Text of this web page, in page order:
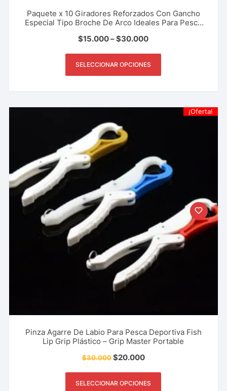
Paquete x 10 Giradores Reforzados Con Gancho
Especial Tipo Broche De Arco Ideales Para Pesca
$15.000–$30.000
SELECCIONAR OPCIONES
¡Oferta!
Pinza Agarre De Labio Para Pesca Deportiva Fish
Lip Grip Plástico – Grip Master Portable
$30.000$20.000
SELECCIONAR OPCIONES